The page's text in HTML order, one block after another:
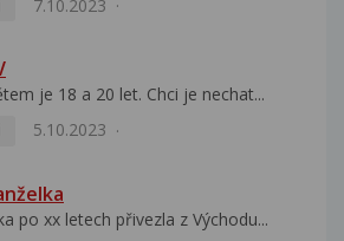
7.10.2023
je 18 a 20 let. Chci je nechat...
5.10.2023
po xx letech přivezla z Východu...